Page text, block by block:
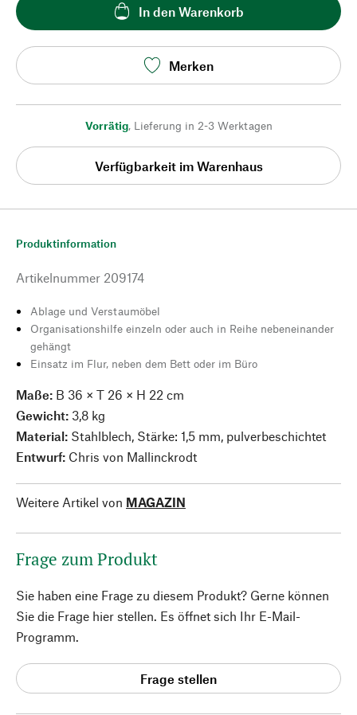
In den Warenkorb
Merken
Vorrätig, Lieferung in 2-3 Werktagen
Verfügbarkeit im Warenhaus
Produktinformation
Artikelnummer 209174
Ablage und Verstaumöbel
Organisationshilfe einzeln oder auch in Reihe nebeneinander
gehängt
Einsatz im Flur, neben dem Bett oder im Büro
Maße: B 36 × T 26 × H 22 cm
Gewicht: 3,8 kg
Material: Stahlblech, Stärke: 1,5 mm, pulverbeschichtet
Entwurf: Chris von Mallinckrodt
Weitere Artikel von MAGAZIN
Frage zum Produkt
Sie haben eine Frage zu diesem Produkt? Gerne können
Sie die Frage hier stellen. Es öffnet sich Ihr E-Mail-
Programm.
Frage stellen